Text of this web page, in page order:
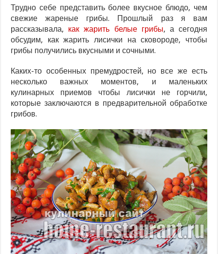
Трудно себе представить более вкусное блюдо, чем
свежие жареные грибы. Прошлый раз я вам
рассказывала, как жарить белые грибы, а сегодня
обсудим, как жарить лисички на сковороде, чтобы
грибы получились вкусными и сочными.
Каких-то особенных премудростей, но все же есть
несколько важных моментов, и маленьких
кулинарных приемов чтобы лисички не горчили,
которые заключаются в предварительной обработке
грибов.